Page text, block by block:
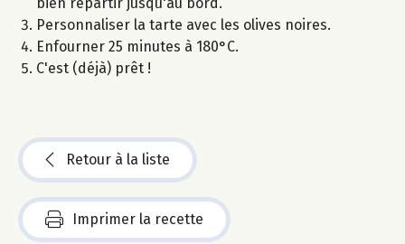
Personnaliser la tarte avec les olives noires.
Enfourner 25 minutes à 180°C.
C'est (déjà) prêt !
Retour à la liste
Imprimer la recette